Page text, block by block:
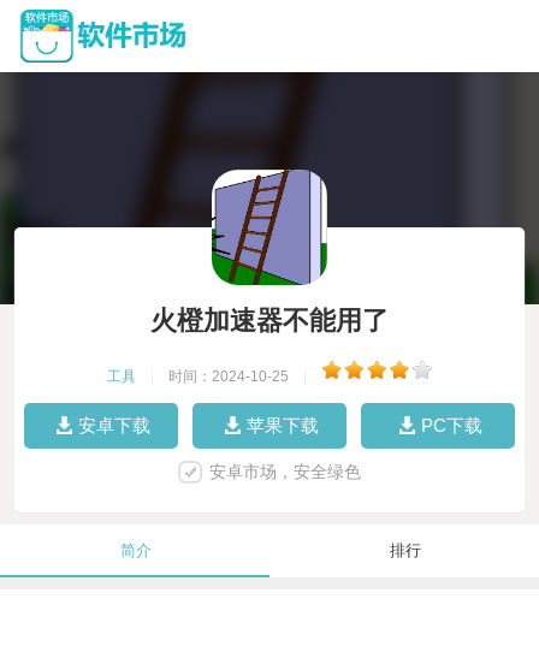
火橙加速器不能用了
工具 时间：2024-10-25
安卓下载 苹果下载 PC下载
安卓市场，安全绿色
简介 排行